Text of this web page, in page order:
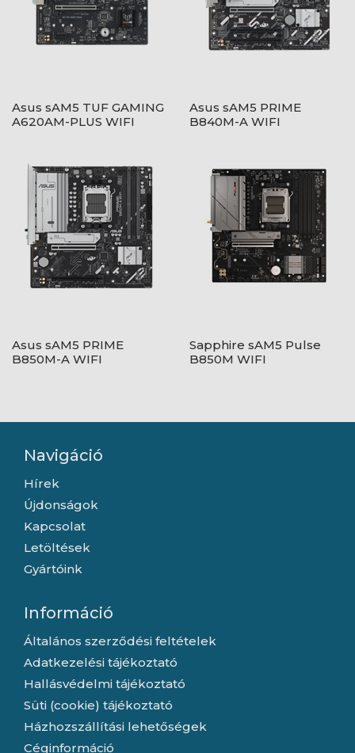
Asus sAM5 TUF GAMING
A620AM-PLUS WIFI
Asus sAM5 PRIME
B840M-A WIFI
Asus sAM5 PRIME
B850M-A WIFI
Sapphire sAM5 Pulse
B850M WIFI
Navigáció
Hírek
Újdonságok
Kapcsolat
Letöltések
Gyártóink
Információ
Általános szerződési feltételek
Adatkezelési tájékoztató
Hallásvédelmi tájékoztató
Süti (cookie) tájékoztató
Házhozszállítási lehetőségek
Céginformáció